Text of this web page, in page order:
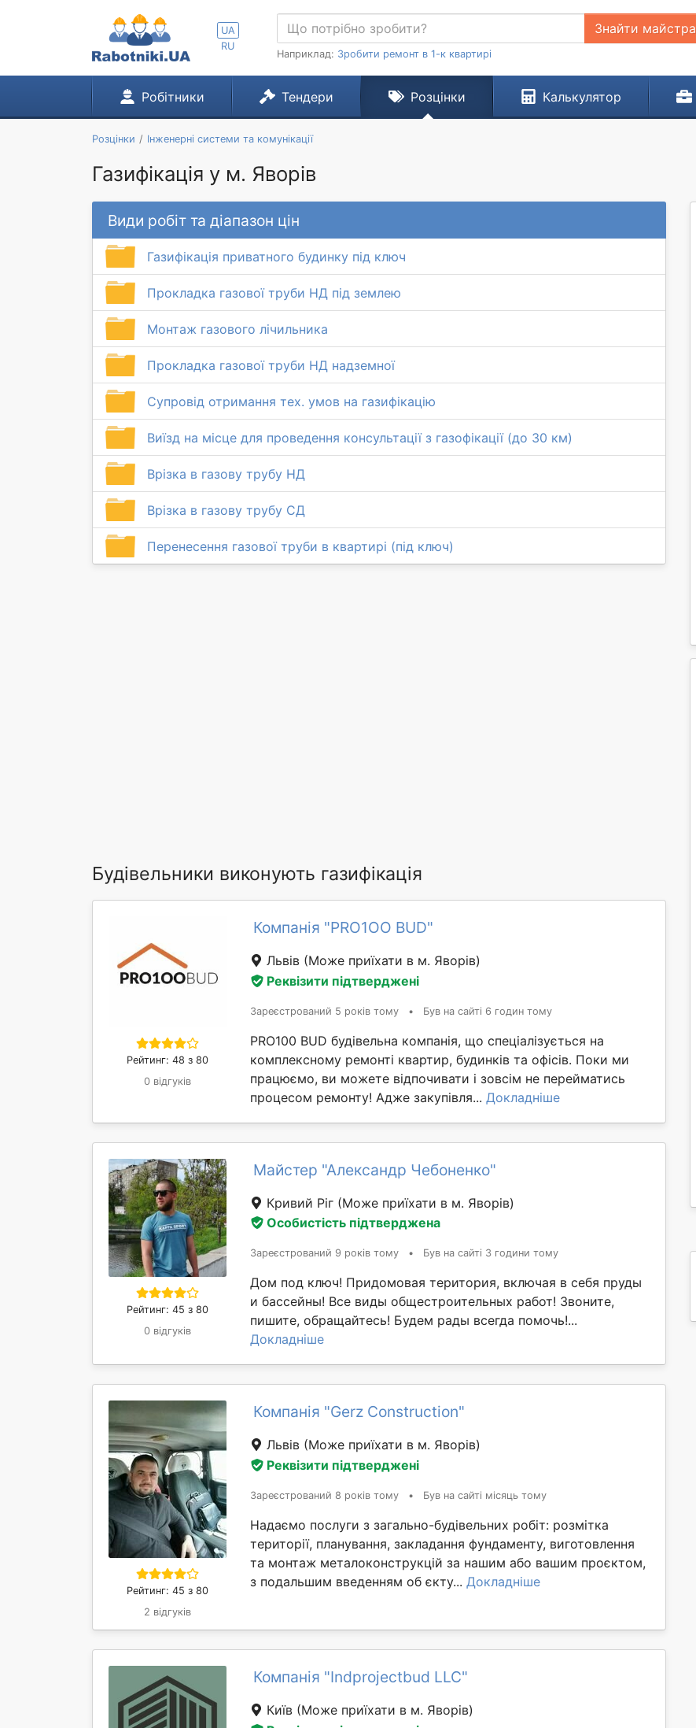
UA
RU
Знайти майстра
Наприклад: Зробити ремонт в 1-к квартирі
Робітники Тендери Розцінки Калькулятор
Розцінки Інженерні системи та комунікації
Газифікація у м. Яворів
Види робіт та діапазон цін
Газифікація приватного будинку під ключ
Прокладка газової труби НД під землею
Монтаж газового лічильника
Прокладка газової труби НД надземної
Супровід отримання тех. умов на газифікацію
Виїзд на місце для проведення консультації з газофікації (до 30 км)
Врізка в газову трубу НД
Врізка в газову трубу СД
Перенесення газової труби в квартирі (під ключ)
Будівельники виконують газифікація
Рейтинг: 48 з 80
0 відгуків
Компанія "PRO1OO BUD"
Львів (Може приїхати в м. Яворів)
Реквізити підтверджені
Зареєстрований 5 років тому • Був на сайті 6 годин тому
PRO100 BUD будівельна компанія, що спеціалізується на
комплексному ремонті квартир, будинків та офісів. Поки ми
працюємо, ви можете відпочивати і зовсім не перейматись
процесом ремонту! Адже закупівля... Докладніше
Рейтинг: 45 з 80
0 відгуків
Майстер "Александр Чебоненко"
Кривий Ріг (Може приїхати в м. Яворів)
Особистість підтверджена
Зареєстрований 9 років тому • Був на сайті 3 години тому
Дом под ключ! Придомовая територия, включая в себя пруды
и бассейны! Все виды общестроительных работ! Звоните,
пишите, обращайтесь! Будем рады всегда помочь!...
Докладніше
Рейтинг: 45 з 80
2 відгуків
Компанія "Gerz Construction"
Львів (Може приїхати в м. Яворів)
Реквізити підтверджені
Зареєстрований 8 років тому • Був на сайті місяць тому
Надаємо послуги з загально-будівельних робіт: розмітка
території, планування, закладання фундаменту, виготовлення
та монтаж металоконструкцій за нашим або вашим проєктом,
з подальшим введенням об єкту... Докладніше
Компанія "Indprojectbud LLC"
Київ (Може приїхати в м. Яворів)